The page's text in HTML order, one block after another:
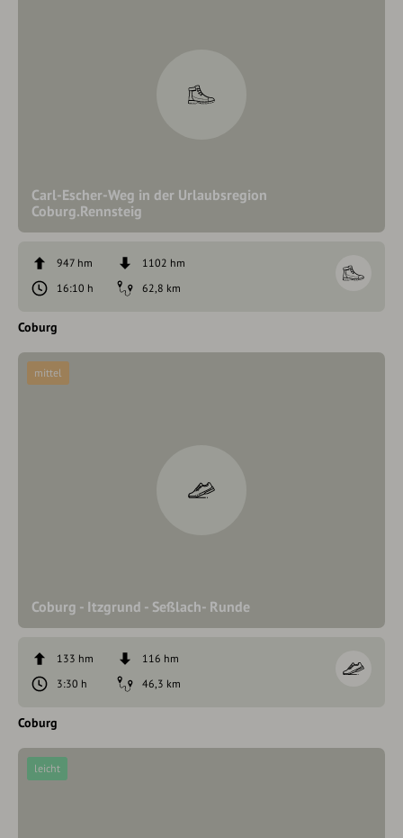
Carl-Escher-Weg in der Urlaubsregion
Coburg.Rennsteig
947 hm
1102 hm
16:10 h
62,8 km
Coburg
Coburg - Itzgrund - Seßlach- Runde
mittel
133 hm
116 hm
3:30 h
46,3 km
Coburg
leicht